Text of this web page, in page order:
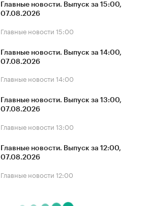
Главные новости. Выпуск за 15:00,
07.08.2026
Главные новости 15:00
Главные новости. Выпуск за 14:00,
07.08.2026
Главные новости 14:00
Главные новости. Выпуск за 13:00,
07.08.2026
Главные новости 13:00
Главные новости. Выпуск за 12:00,
07.08.2026
Главные новости 12:00